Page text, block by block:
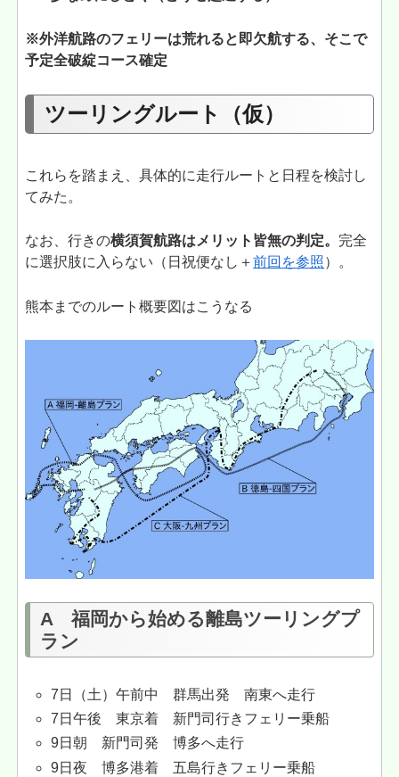
※外洋航路のフェリーは荒れると即欠航する、そこで
予定全破綻コース確定
ツーリングルート（仮）
これらを踏まえ、具体的に走行ルートと日程を検討し
てみた。
なお、行きの横須賀航路はメリット皆無の判定。 完全
に選択肢に入らない（日祝便なし＋前回を参照）。
熊本までのルート概要図はこうなる
A 福岡から始める離島ツーリングプ
ラン
7日（土）午前中 群馬出発 南東へ走行
7日午後 東京着 新門司行きフェリー乗船
9日朝 新門司発 博多へ走行
9日夜 博多港着 五島行きフェリー乗船